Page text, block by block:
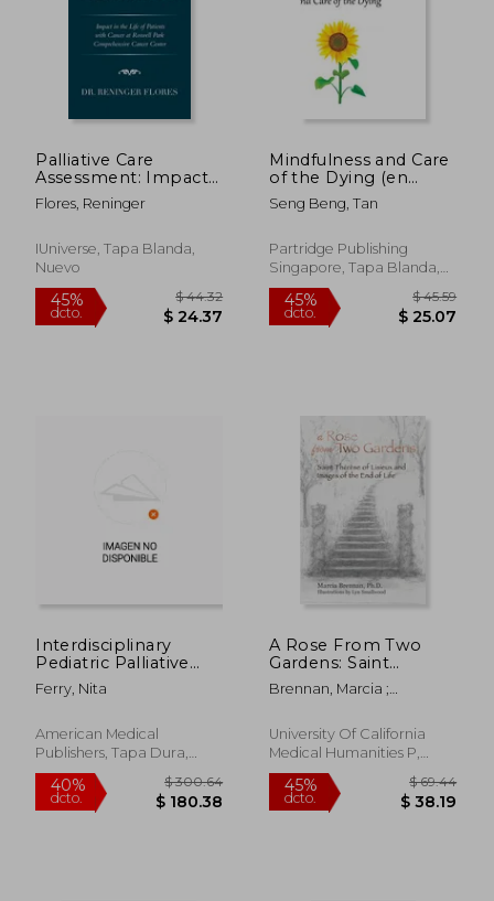
45%
dcto.
Palliative Care
Assessment: Impact
in the Life of Patients
with Cancer at
Comprehensive
Cancer Center (en
Flores, Reninger
IUniverse, Tapa Blanda,
Nuevo
Mindfulness and Care
of the Dying (en
Inglés)
Seng Beng, Tan
Partridge Publishing
Singapore, Tapa Blanda,
Nuevo
45%
dcto.
Interdisciplinary
Pediatric Palliative
Care (en Inglés)
Ferry, Nita
American Medical
Publishers, Tapa Dura,
Nuevo
A Rose From Two
Gardens: Saint
Thérèse of Lisieux
and Images of the
Brennan, Marcia ;
University Of California
Medical Humanities P,
Tapa Blanda, Nuevo